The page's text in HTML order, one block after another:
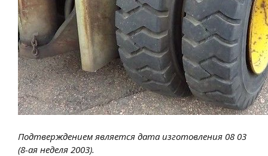
Подтверждением является дата изготовления 08 03
(8-ая неделя 2003).